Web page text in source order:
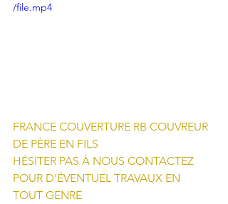
/file.mp4
FRANCE COUVERTURE RB COUVREUR
DE PÈRE EN FILS
HÉSITER PAS À NOUS CONTACTEZ
POUR D’ÉVENTUEL TRAVAUX EN
TOUT GENRE